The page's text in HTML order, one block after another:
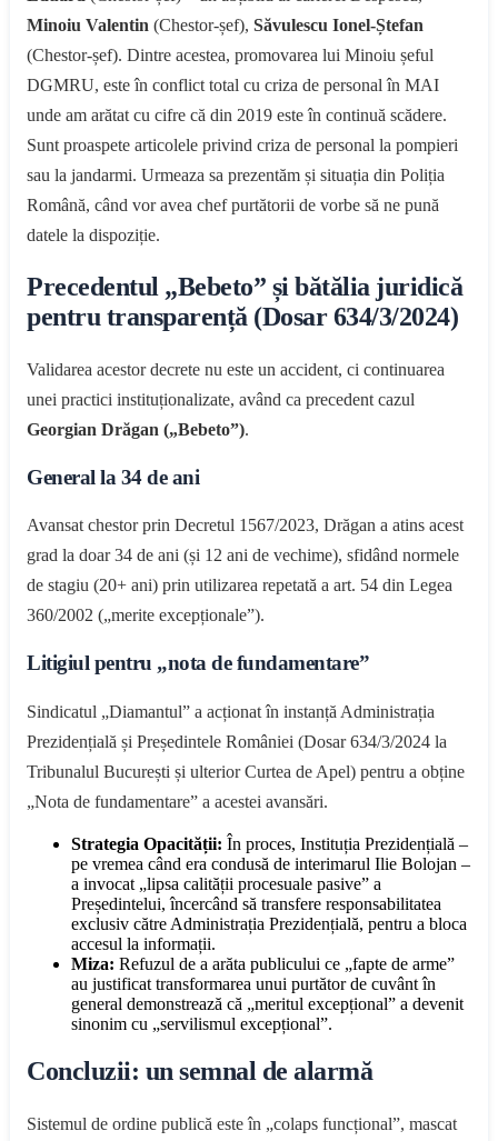
Minoiu Valentin (Chestor-șef), Săvulescu Ionel-Ștefan
(Chestor-șef). Dintre acestea, promovarea lui Minoiu șeful
DGMRU, este în conflict total cu criza de personal în MAI
unde am arătat cu cifre că din 2019 este în continuă scădere.
Sunt proaspete articolele privind criza de personal la pompieri
sau la jandarmi. Urmeaza sa prezentăm și situația din Poliția
Română, când vor avea chef purtătorii de vorbe să ne pună
datele la dispoziție.
Precedentul „Bebeto” și bătălia juridică
pentru transparență (Dosar 634/3/2024)
Validarea acestor decrete nu este un accident, ci continuarea
unei practici instituționalizate, având ca precedent cazul
Georgian Drăgan („Bebeto”).
General la 34 de ani
Avansat chestor prin Decretul 1567/2023, Drăgan a atins acest
grad la doar 34 de ani (și 12 ani de vechime), sfidând normele
de stagiu (20+ ani) prin utilizarea repetată a art. 54 din Legea
360/2002 („merite excepționale”).
Litigiul pentru „nota de fundamentare”
Sindicatul „Diamantul” a acționat în instanță Administrația
Prezidențială și Președintele României (Dosar 634/3/2024 la
Tribunalul București și ulterior Curtea de Apel) pentru a obține
„Nota de fundamentare” a acestei avansări.
Strategia Opacității: În proces, Instituția Prezidențială –
pe vremea când era condusă de interimarul Ilie Bolojan –
a invocat „lipsa calității procesuale pasive” a
Președintelui, încercând să transfere responsabilitatea
exclusiv către Administrația Prezidențială, pentru a bloca
accesul la informații.
Miza: Refuzul de a arăta publicului ce „fapte de arme”
au justificat transformarea unui purtător de cuvânt în
general demonstrează că „meritul excepțional” a devenit
sinonim cu „servilismul excepțional”.
Concluzii: un semnal de alarmă
Sistemul de ordine publică este în „colaps funcțional”, mascat